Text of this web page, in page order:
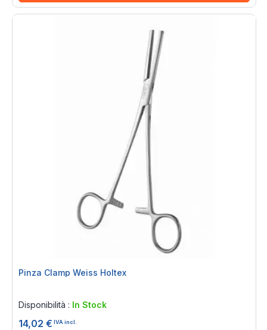
Pinza Clamp Weiss Holtex
Disponibilità : In Stock
14,02 € IVA incl.